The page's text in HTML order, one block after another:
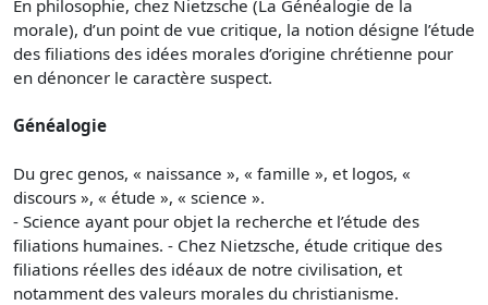
En philosophie, chez Nietzsche (La Généalogie de la
morale), d’un point de vue critique, la notion désigne l’étude
des filiations des idées morales d’origine chrétienne pour
en dénoncer le caractère suspect.
Généalogie
Du grec genos, « naissance », « famille », et logos, «
discours », « étude », « science ».
- Science ayant pour objet la recherche et l’étude des
filiations humaines. - Chez Nietzsche, étude critique des
filiations réelles des idéaux de notre civilisation, et
notamment des valeurs morales du christianisme.